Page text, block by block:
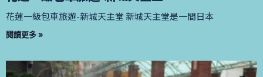
花蓮一級包車旅遊-新城天主堂 新城天主堂是一間日本
閱讀更多 »